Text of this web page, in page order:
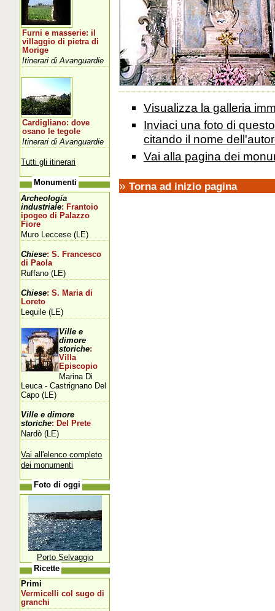
Visualizza la galleria
Inviaci una foto di
citando il nome
Vai alla pagina dei
» Torna ad inizio pagina
Furni e masserie: il
villaggio di pietra di
Morige
Itinerari di Avanguardie
Cardigliano: dove
osano le tegole
Itinerari di Avanguardie
Tutti gli itinerari
Monumenti
Archeologia
industriale: Frantoio
ipogeo di Palazzo
Fiore
Muro Leccese (LE)
Chiese: S. Francesco
di Paola
Ruffano (LE)
Chiese: S. Maria di
Loreto
Lequile (LE)
Ville e
dimore
storiche:
Villa
Episcopio
Marina Di
Leuca - Castrignano Del
Capo (LE)
Ville e dimore
storiche: Del Prete
Nardò (LE)
Vai all'elenco completo
dei monumenti
Foto di oggi
Porto Selvaggio
Ricette
Primi
Vermicelli col sugo di
granchi